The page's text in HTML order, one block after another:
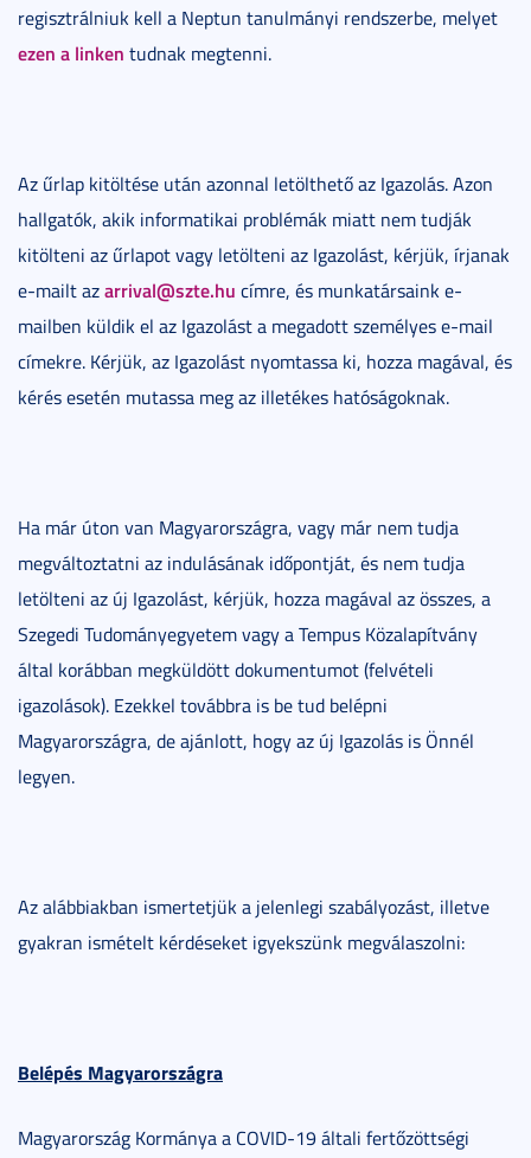
regisztrálniuk kell a Neptun tanulmányi rendszerbe, melyet
ezen a linken tudnak megtenni.
Az űrlap kitöltése után azonnal letölthető az Igazolás. Azon
hallgatók, akik informatikai problémák miatt nem tudják
kitölteni az űrlapot vagy letölteni az Igazolást, kérjük, írjanak
e-mailt azarrival@szte.hu címre, és munkatársaink e-
mailben küldik el az Igazolást a megadott személyes e-mail
címekre. Kérjük, az Igazolást nyomtassa ki, hozza magával, és
kérés esetén mutassa meg az illetékes hatóságoknak.
Ha már úton van Magyarországra, vagy már nem tudja
megváltoztatni az indulásának időpontját, és nem tudja
letölteni az új Igazolást, kérjük, hozza magával az összes, a
Szegedi Tudományegyetem vagy a Tempus Közalapítvány
által korábban megküldött dokumentumot (felvételi
igazolások). Ezekkel továbbra is be tud belépni
Magyarországra, de ajánlott, hogy az új Igazolás is Önnél
legyen.
Az alábbiakban ismertetjük a jelenlegi szabályozást, illetve
gyakran ismételt kérdéseket igyekszünk megválaszolni:
Belépés Magyarországra
Magyarország Kormánya a COVID-19 általi fertőzöttségi